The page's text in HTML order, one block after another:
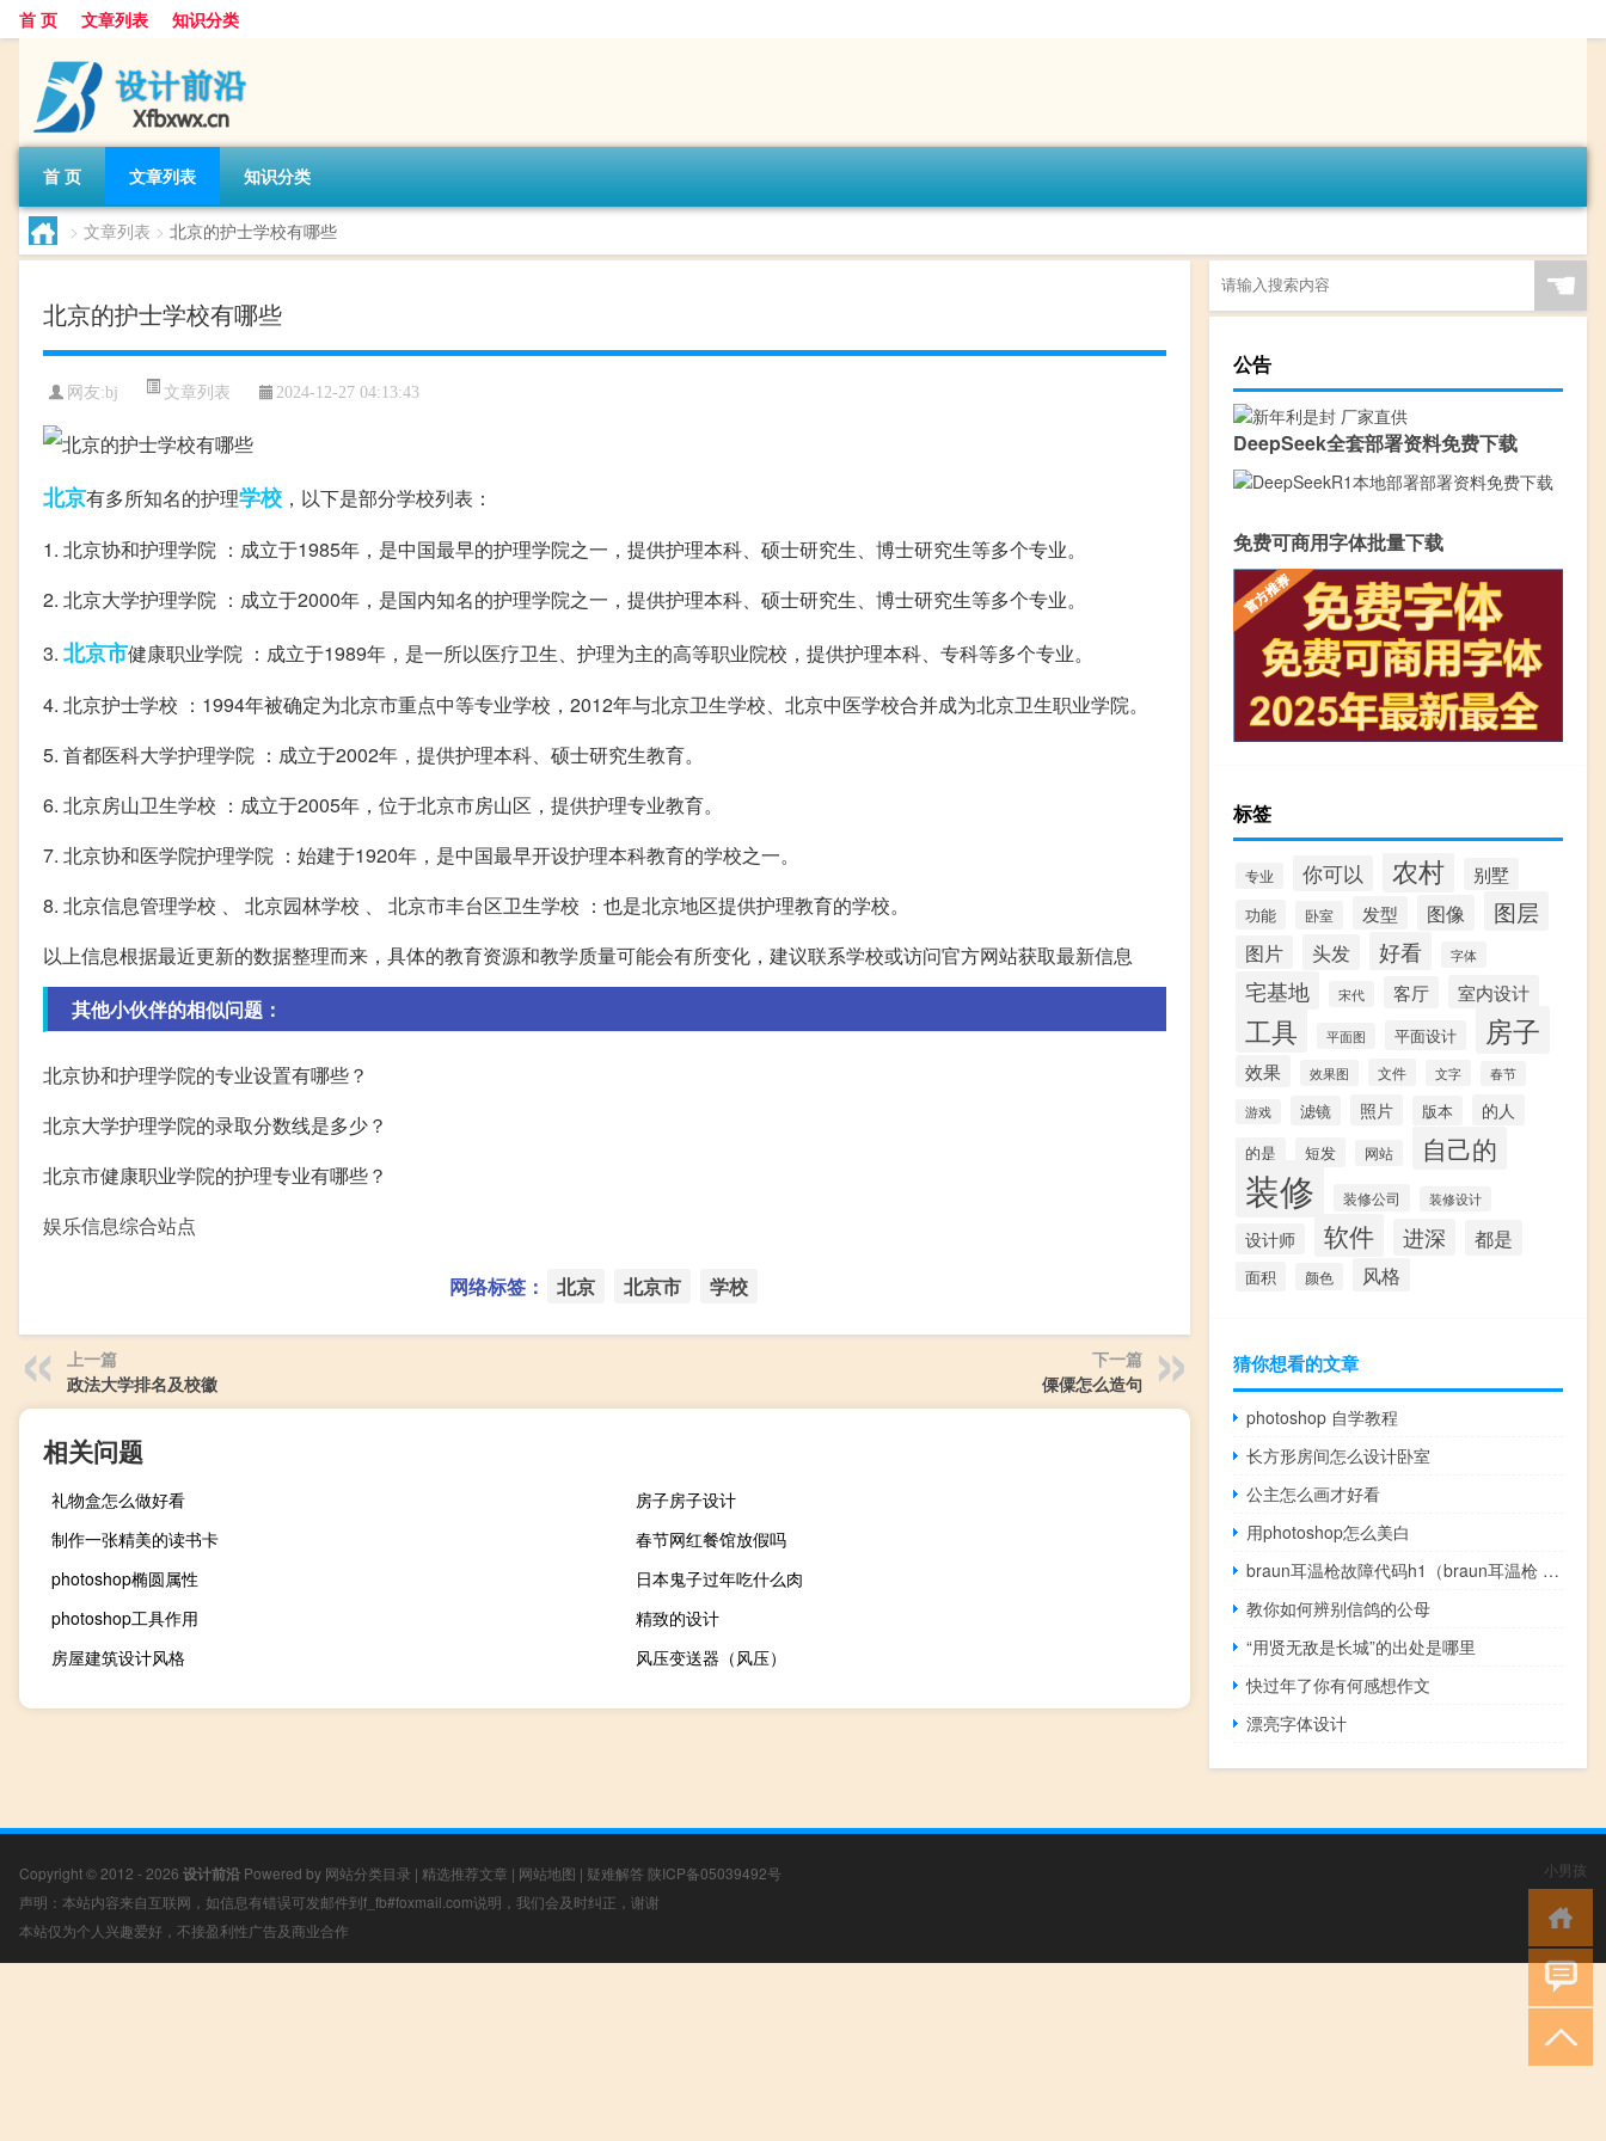
首 页 文章列表 知识分类
首 页 文章列表 知识分类
> 文章列表 > 北京的护士学校有哪些
北京的护士学校有哪些
网友:bj 文章列表 2024-12-27 04:13:43
北京有多所知名的护理学校 ，以下是部分学校列表：
1. 北京协和护理学院 ：成立于1985年，是中国最早的护理学院之一，提供护理本科、硕士研究生、博士研究生等多个专业。
2. 北京大学护理学院 ：成立于2000年，是国内知名的护理学院之一，提供护理本科、硕士研究生、博士研究生等多个专业。
3. 北京市健康职业学院 ：成立于1989年，是一所以医疗卫生、护理为主的高等职业院校，提供护理本科、专科等多个专业。
4. 北京护士学校 ：1994年被确定为北京市重点中等专业学校，2012年与北京卫生学校、北京中医学校合并成为北京卫生职业学院。
5. 首都医科大学护理学院 ：成立于2002年，提供护理本科、硕士研究生教育。
6. 北京房山卫生学校 ：成立于2005年，位于北京市房山区，提供护理专业教育。
7. 北京协和医学院护理学院 ：始建于1920年，是中国最早开设护理本科教育的学校之一。
8. 北京信息管理学校 、 北京园林学校 、 北京市丰台区卫生学校 ：也是北京地区提供护理教育的学校。
以上信息根据最近更新的数据整理而来，具体的教育资源和教学质量可能会有所变化，建议联系学校或访问官方网站获取最新信息
其他小伙伴的相似问题：
北京协和护理学院的专业设置有哪些？
北京大学护理学院的录取分数线是多少？
北京市健康职业学院的护理专业有哪些？
娱乐信息综合站点
网络标签： 北京 北京市 学校
上一篇
政法大学排名及校徽
下一篇
傈僳怎么造句
相关问题
礼物盒怎么做好看
房子房子设计
制作一张精美的读书卡
春节网红餐馆放假吗
photoshop椭圆属性
日本鬼子过年吃什么肉
photoshop工具作用
精致的设计
房屋建筑设计风格
风压变送器（风压）
☚
公告
DeepSeek全套部署资料免费下载
免费可商用字体批量下载
标签
专业 你可以 农村 别墅
功能 卧室 发型 图像 图层
图片 头发 好看 字体
宅基地 宋代 客厅 室内设计
工具 平面图 平面设计 房子
效果 效果图 文件 文字 春节
游戏 滤镜 照片 版本 的人
的是 短发 网站 自己的
装修 装修公司 装修设计
设计师 软件 进深 都是
面积 颜色 风格
猜你想看的文章
photoshop 自学教程
长方形房间怎么设计卧室
公主怎么画才好看
用photoshop怎么美白
braun耳温枪故障代码h1（braun耳温枪 故障）
教你如何辨别信鸽的公母
“用贤无敌是长城”的出处是哪里
快过年了你有何感想作文
漂亮字体设计
Copyright © 2012 - 2026 设计前沿 Powered by 网站分类目录 | 精选推荐文章 | 网站地图 | 疑难解答 陕ICP备05039492号
声明：本站内容来自互联网，如信息有错误可发邮件到f_fb#foxmail.com说明，我们会及时纠正，谢谢
本站仅为个人兴趣爱好，不接盈利性广告及商业合作
小男孩